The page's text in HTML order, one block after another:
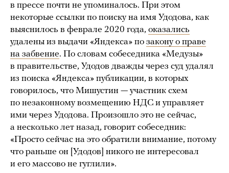
в прессе почти не упоминалось. При этом
некоторые ссылки по поиску на имя Удодова, как
выяснилось в феврале 2020 года, оказались
удалены из выдачи «Яндекса» по закону о праве
на забвение. По словам собеседника «Медузы»
в правительстве, Удодов дважды через суд удалял
из поиска «Яндекса» публикации, в которых
говорилось, что Мишустин — участник схем
по незаконному возмещению НДС и управляет
ими через Удодова. Произошло это не сейчас,
а несколько лет назад, говорит собеседник:
«Просто сейчас на это обратили внимание, потому
что раньше он [Удодов] никого не интересовал
и его массово не гуглили».